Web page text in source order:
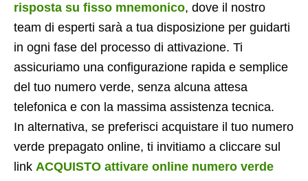
risposta su fisso mnemonico, dove il nostro
team di esperti sarà a tua disposizione per guidarti
in ogni fase del processo di attivazione. Ti
assicuriamo una configurazione rapida e semplice
del tuo numero verde, senza alcuna attesa
telefonica e con la massima assistenza tecnica.
In alternativa, se preferisci acquistare il tuo numero
verde prepagato online, ti invitiamo a cliccare sul
link ACQUISTO attivare online numero verde